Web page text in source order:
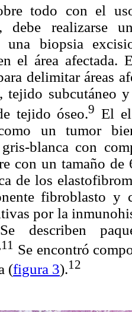
todo con el
debe realizarse
una biopsia
el área afectada.
delimitar áreas
subcutáneo
tejido óseo.9 El
un tumor
blanca con
con un tamaño
de los
fibroblasto y
por la
describen
Se encontró
(figura 3).12